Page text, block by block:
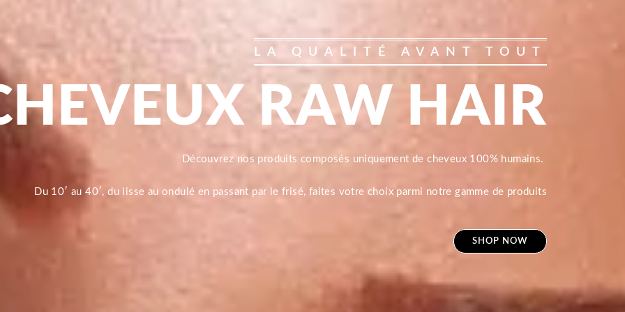
LA QUALITÉ AVANT TOUT
RAW HAIR
Découvrez nos produits composés uniquement de cheveux 100% humains.
Du 10′ au 40′, du lisse au ondulé en passant par le frisé, faites votre choix parmi notre gamme de produits
SHOP NOW